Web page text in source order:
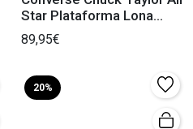
Star Plataforma Lona
Negra
89,95€
20%